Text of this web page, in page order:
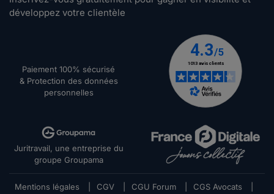
développez votre clientèle
Paiement 100% sécurisé
& Protection des données
personnelles
Juritravail, une entreprise du
groupe Groupama
Mentions légales CGV CGU Forum CGS Avocats